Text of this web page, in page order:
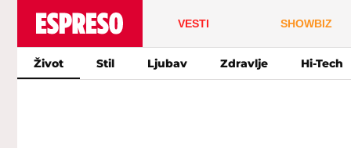
VESTI SHOWBIZ
Život Stil Ljubav Zdravlje Hi-Tech